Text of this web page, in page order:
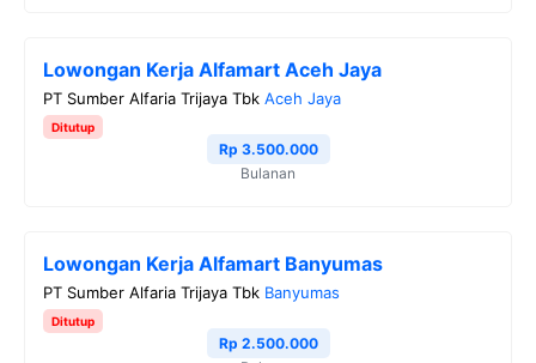
Lowongan Kerja Alfamart Aceh Jaya
PT Sumber Alfaria Trijaya Tbk Aceh Jaya
Ditutup
Rp 3.500.000
Bulanan
Lowongan Kerja Alfamart Banyumas
PT Sumber Alfaria Trijaya Tbk Banyumas
Ditutup
Rp 2.500.000